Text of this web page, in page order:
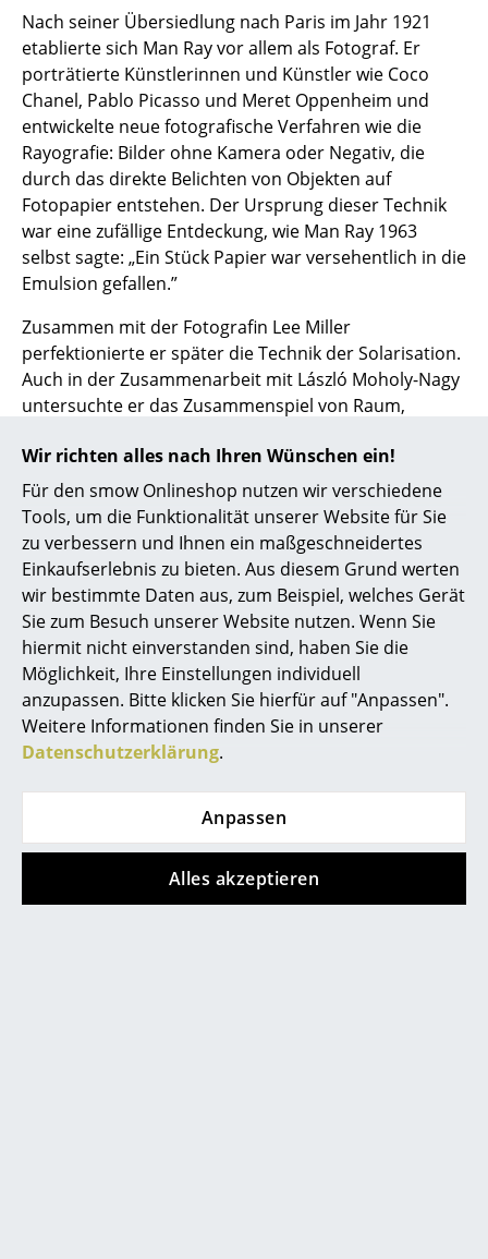
Wir richten alles nach Ihren Wünschen ein!
Für den smow Onlineshop nutzen wir verschiedene
Tools, um die Funktionalität unserer Website für Sie
zu verbessern und Ihnen ein maßgeschneidertes
Einkaufserlebnis zu bieten. Aus diesem Grund werten
wir bestimmte Daten aus, zum Beispiel, welches Gerät
Sie zum Besuch unserer Website nutzen. Wenn Sie
hiermit nicht einverstanden sind, haben Sie die
Möglichkeit, Ihre Einstellungen individuell
anzupassen. Bitte klicken Sie hierfür auf "Anpassen".
Weitere Informationen finden Sie in unserer
Datenschutzerklärung.
Anpassen
Alles akzeptieren
Tischleuchten
Schreibtischleuchten
Stehleuchten & Leseleuchten
Bodenleuchten
Wandleuchten
Outdoor-Leuchten
... alle Leuchten
Betten
Doppelbetten
Einzelbetten
Stapelbetten
Kinderbetten
Nachttische & Bettzubehör
... alle Betten
Accessoires
Uhren
Spiegel
Figuren & Miniaturen
Nach seiner Übersiedlung nach Paris im Jahr 1921
etablierte sich Man Ray vor allem als Fotograf. Er
porträtierte Künstlerinnen und Künstler wie Coco
Chanel, Pablo Picasso und Meret Oppenheim und
entwickelte neue fotografische Verfahren wie die
Rayografie: Bilder ohne Kamera oder Negativ, die
durch das direkte Belichten von Objekten auf
Fotopapier entstehen. Der Ursprung dieser Technik
war eine zufällige Entdeckung, wie Man Ray 1963
selbst sagte: „Ein Stück Papier war versehentlich in die
Emulsion gefallen.”
Zusammen mit der Fotografin Lee Miller
perfektionierte er später die Technik der Solarisation.
Auch in der Zusammenarbeit mit László Moholy-Nagy
untersuchte er das Zusammenspiel von Raum,
Spiegel „Les Grands Trans-Parents” geht auf ein Motiv
Man Rays aus dem Jahr 1938 zurück und verkörpert
auf eindrucksvolle Weise die poetische Transparenz
und das spielerische Denken dieses
außergewöhnlichen Künstlers.
Man Ray verstand sich stets als unabhängiger Geist,
der offen für neue Ausdrucksformen war,
experimentierfreudig und eklektisch. Während seines
Exils in Los Angeles während des Zweiten Weltkriegs
arbeitete er als Porträtfotograf und Hollywood-
Berater. 1951 kehrte er mit seiner Frau Juliet Browner
nach Paris zurück, wo er sich bis zu seinem Tod im
Jahr 1976 intensiv mit seinen früheren Entwürfen